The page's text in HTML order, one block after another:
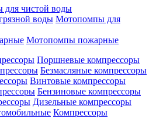
чистой воды
Мотопомпы для
Мотопомпы пожарные
Поршневые компрессоры
Безмасляные компрессоры
Винтовые компрессоры
Бензиновые компрессоры
Дизельные компрессоры
Компрессоры